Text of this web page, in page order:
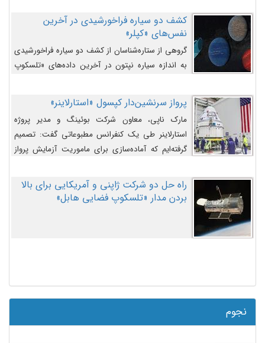
کشف دو سیاره فراخورشیدی در آخرین
نفس‌های «کپلر»
گروهی از ستاره‌شناسان از کشف دو سیاره فراخورشیدی
به اندازه سیاره نپتون در آخرین داده‌های «تلسکوپ
پرواز سرنشین‌دار کپسول «استارلاینر»
مارک ناپی، معاون شرکت بوئینگ و مدیر پروژه
استارلاینر طی یک کنفرانس مطبوعاتی گفت: تصمیم
گرفته‌ایم که آماده‌سازی برای ماموریت آزمایش پرواز
اصلاح کنیم.
راه حل دو شرکت ژاپنی و آمریکایی برای بالا
بردن مدار «تلسکوپ فضایی هابل»
نجوم